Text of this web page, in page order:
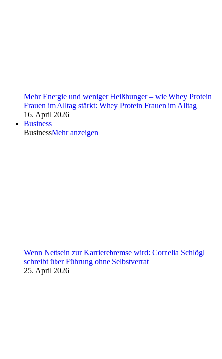
Mehr Energie und weniger Heißhunger – wie Whey Protein
Frauen im Alltag stärkt: Whey Protein Frauen im Alltag
16. April 2026
Business
BusinessMehr anzeigen
Wenn Nettsein zur Karrierebremse wird: Cornelia Schlögl
schreibt über Führung ohne Selbstverrat
25. April 2026